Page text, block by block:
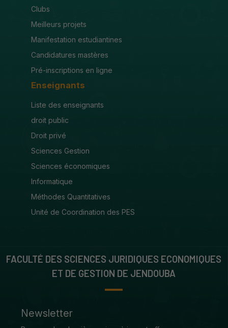
Clubs
Meilleurs projets
Manifestation estudiantines
Candidatures mastères
Pré-inscriptions en ligne
Enseignants
Liste des enseignants
droit public
Droit privé
Sciences Gestion
Sciences économiques
Informatique
Méthodes Quantitatives
Unité de Coordination des PES
FACULTÉ DES SCIENCES JURIDIQUES ECONOMIQUES
ET DE GESTION DE JENDOUBA
Newsletter